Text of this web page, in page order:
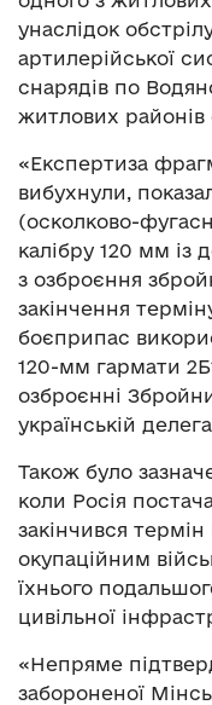
унаслідок
артилерійської
снарядів по
житлових районів
«Експертиза
вибухнули,
(осколково-
калібру 120 мм із
з озброєння
закінчення
боєприпас
120-мм гармати
озброєнні
українській
Також було
коли Росія
закінчився
окупаційним
їхнього
цивільної
«Непряме
забороненої